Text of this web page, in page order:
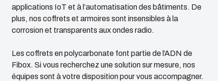
applications IoT et à l’automatisation des bâtiments. De
plus, nos coffrets et armoires sont insensibles à la
corrosion et transparents aux ondes radio.
Les coffrets en polycarbonate font partie de l’ADN de
Fibox. Si vous recherchez une solution sur mesure, nos
équipes sont à votre disposition pour vous accompagner.